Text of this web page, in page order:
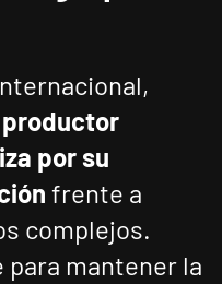
productor
por su
frente a
complejos.
para mantener la